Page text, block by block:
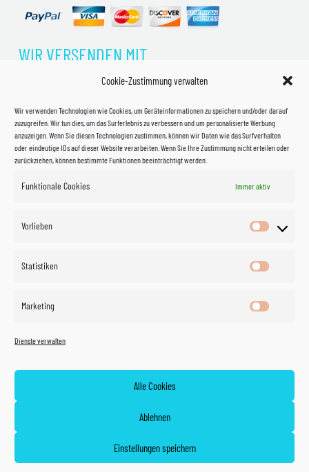
Cookie-Zustimmung verwalten
Wir verwenden Technologien wie Cookies, um Geräteinformationen zu speichern und/oder darauf
zuzugreifen. Wir tun dies, um das Surferlebnis zu verbessern und um personalisierte Werbung
anzuzeigen. Wenn Sie diesen Technologien zustimmen, können wir Daten wie das Surfverhalten
oder eindeutige IDs auf dieser Website verarbeiten. Wenn Sie Ihre Zustimmung nicht erteilen oder
zurückziehen, können bestimmte Funktionen beeinträchtigt werden.
Funktionale Cookies Immer aktiv
Vorlieben
Vorlieben
Statistiken
Marketing
Dienste verwalten
Alle Cookies
Ablehnen
Einstellungen speichern
WIR VERSENDEN MIT
©